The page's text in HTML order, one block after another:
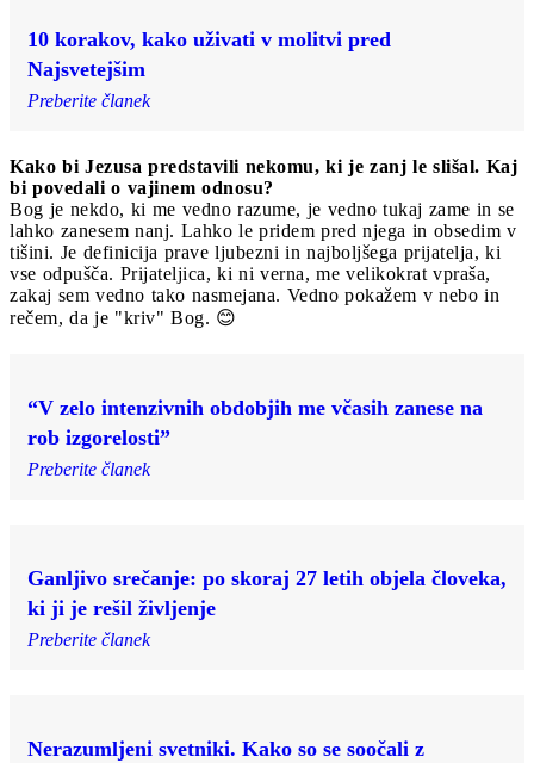
10 korakov, kako uživati v molitvi pred
Najsvetejšim
Preberite članek
Kako bi Jezusa predstavili nekomu, ki je zanj le slišal. Kaj
bi povedali o vajinem odnosu?
Bog je nekdo, ki me vedno razume, je vedno tukaj zame in se
lahko zanesem nanj. Lahko le pridem pred njega in obsedim v
tišini. Je definicija prave ljubezni in najboljšega prijatelja, ki
vse odpušča. Prijateljica, ki ni verna, me velikokrat vpraša,
zakaj sem vedno tako nasmejana. Vedno pokažem v nebo in
rečem, da je "kriv" Bog. 😊
“V zelo intenzivnih obdobjih me včasih zanese na
rob izgorelosti”
Preberite članek
Ganljivo srečanje: po skoraj 27 letih objela človeka,
ki ji je rešil življenje
Preberite članek
Nerazumljeni svetniki. Kako so se soočali z